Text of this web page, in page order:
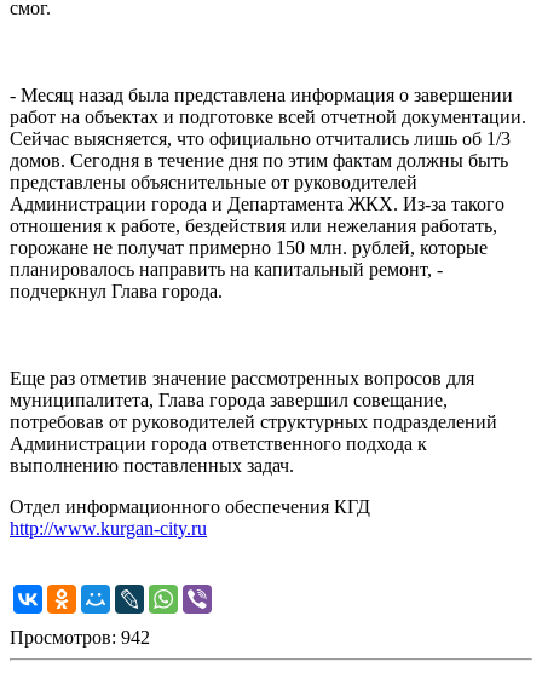
смог.
- Месяц назад была представлена информация о завершении
работ на объектах и подготовке всей отчетной документации.
Сейчас выясняется, что официально отчитались лишь об 1/3
домов. Сегодня в течение дня по этим фактам должны быть
представлены объяснительные от руководителей
Администрации города и Департамента ЖКХ. Из-за такого
отношения к работе, бездействия или нежелания работать,
горожане не получат примерно 150 млн. рублей, которые
планировалось направить на капитальный ремонт, -
подчеркнул Глава города.
Еще раз отметив значение рассмотренных вопросов для
муниципалитета, Глава города завершил совещание,
потребовав от руководителей структурных подразделений
Администрации города ответственного подхода к
выполнению поставленных задач.
Отдел информационного обеспечения КГД
http://www.kurgan-city.ru
Просмотров: 942